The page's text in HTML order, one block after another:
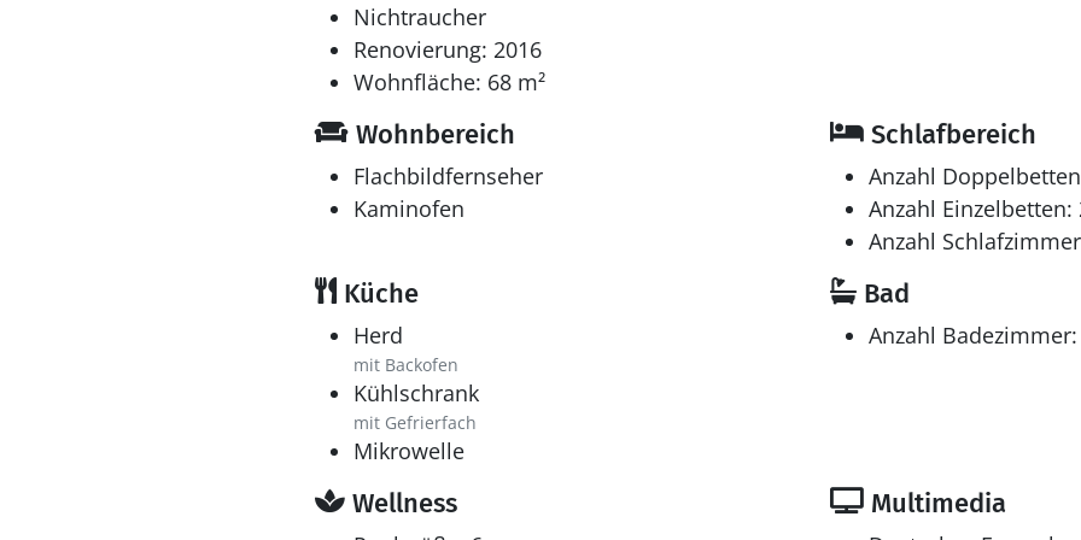
Nichtraucher
Renovierung: 2016
Wohnfläche: 68 m²
Wohnbereich
Flachbildfernseher
Kaminofen
Schlafbereich
Anzahl
Anzahl Einzelbetten:
Anzahl
Küche
Herd
mit Backofen
Kühlschrank
mit Gefrierfach
Mikrowelle
Bad
Anzahl Badezimmer:
Wellness Multimedia